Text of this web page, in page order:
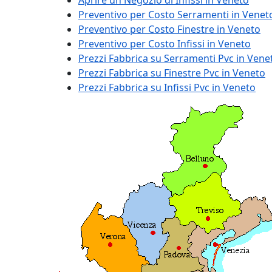
Preventivo per Costo Serramenti in
Preventivo per Costo Finestre in Veneto
Preventivo per Costo Infissi in Veneto
Prezzi Fabbrica su Serramenti Pvc in
Prezzi Fabbrica su Finestre Pvc in Veneto
Prezzi Fabbrica su Infissi Pvc in Veneto